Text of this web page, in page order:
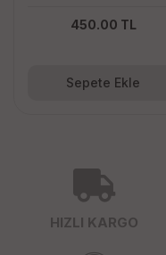
MAKİNESİ
450.00 TL
Sepete Ekle
HIZLI KARGO